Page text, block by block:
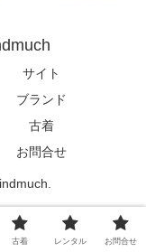
サイト
ブランド
古着
お問合せ
古着 レンタル お問合せ